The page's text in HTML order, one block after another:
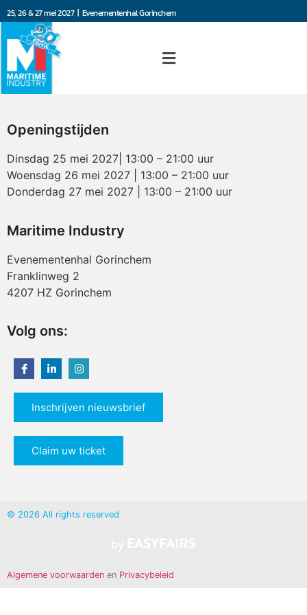
25, 26 & 27 mei 2027 | Evenementenhal Gorinchem
Openingstijden
Dinsdag 25 mei 2027| 13:00 – 21:00 uur
Woensdag 26 mei 2027 | 13:00 – 21:00 uur
Donderdag 27 mei 2027 | 13:00 – 21:00 uur
Maritime Industry
Evenementenhal Gorinchem
Franklinweg 2
4207 HZ Gorinchem
Volg ons:
Inschrijven nieuwsbrief
Claim uw ticket
© 2026 All rights reserved
Algemene voorwaarden en Privacybeleid